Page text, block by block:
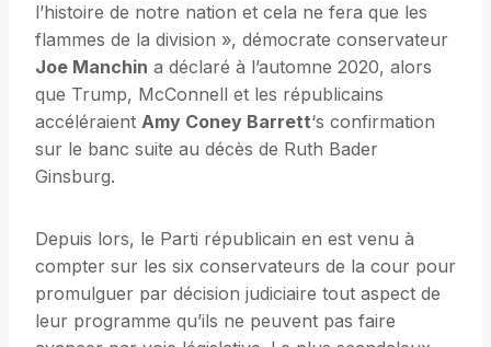
l’histoire de notre nation et cela ne fera que les
flammes de la division », démocrate conservateur
Joe Manchin a déclaré à l’automne 2020, alors
que Trump, McConnell et les républicains
accéléraient Amy Coney Barrett‘s confirmation
sur le banc suite au décès de Ruth Bader
Ginsburg.
Depuis lors, le Parti républicain en est venu à
compter sur les six conservateurs de la cour pour
promulguer par décision judiciaire tout aspect de
leur programme qu’ils ne peuvent pas faire